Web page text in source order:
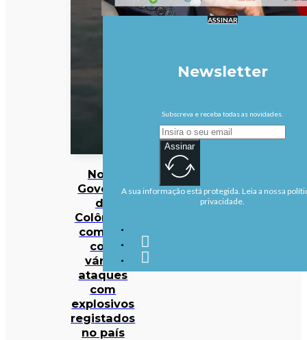
Novo
Governo
da
Colômbia
começa
com
vários
ataques
com
explosivos
registados
no país
ASSINAR
Newsletter
Subscreva e receba todas as novidades.
Assinar
A sua informação está protegida. Leia a nossa
privacidade.